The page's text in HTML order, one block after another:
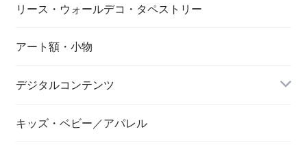
リース・ウォールデコ・タペストリー
アート額・小物
デジタルコンテンツ
キッズ・ベビー／アパレル